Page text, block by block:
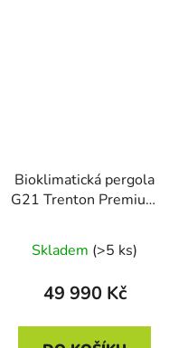
Bioklimatická pergola
G21 Trenton Premium
hliníková
Skladem (>5 ks)
49 990 Kč